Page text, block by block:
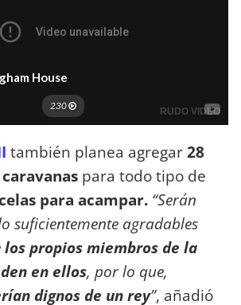
también planea agregar28
para todo tipo de
para acampar. “Serán
suficientemente agradables
los propios miembros de la
en ellos, por lo que,
dignos de un rey”, añadió